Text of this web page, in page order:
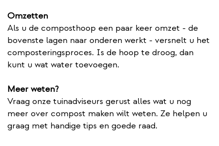
Omzetten
Als u de composthoop een paar keer omzet - de
bovenste lagen naar onderen werkt - versnelt u het
composteringsproces. Is de hoop te droog, dan
kunt u wat water toevoegen.
Meer weten?
Vraag onze tuinadviseurs gerust alles wat u nog
meer over compost maken wilt weten. Ze helpen u
graag met handige tips en goede raad.